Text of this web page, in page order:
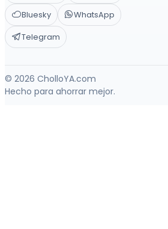
Bluesky
WhatsApp
Telegram
© 2026 CholloYA.com
Hecho para ahorrar mejor.